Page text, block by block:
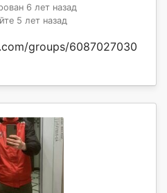
6 лет назад
5 лет назад
groups/6087027030